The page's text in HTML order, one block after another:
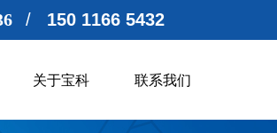
/ 150 1166 5432
关于宝科 联系我们